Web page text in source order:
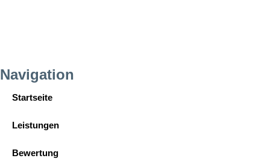
Navigation
Startseite
Leistungen
Bewertung